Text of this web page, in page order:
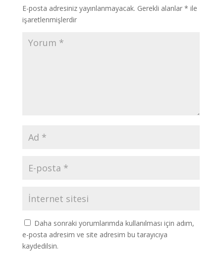
E-posta adresiniz yayınlanmayacak. Gerekli alanlar * ile
işaretlenmişlerdir
Daha sonraki yorumlarımda kullanılması için adım,
e-posta adresim ve site adresim bu tarayıcıya
kaydedilsin.